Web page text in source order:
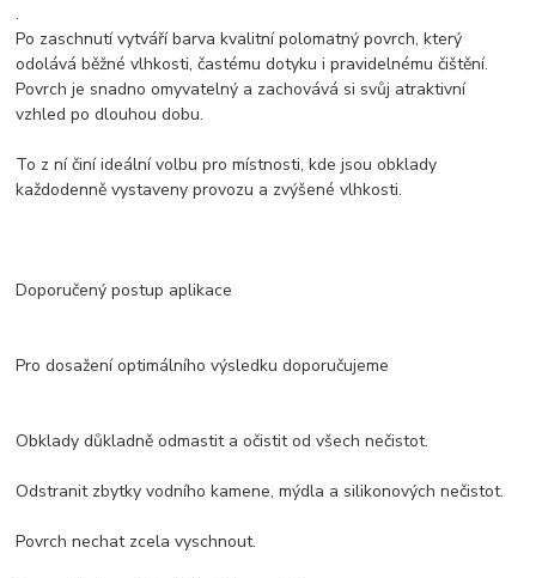
.
Po zaschnutí vytváří barva kvalitní polomatný povrch, který
odolává běžné vlhkosti, častému dotyku i pravidelnému čištění.
Povrch je snadno omyvatelný a zachovává si svůj atraktivní
vzhled po dlouhou dobu.
To z ní činí ideální volbu pro místnosti, kde jsou obklady
každodenně vystaveny provozu a zvýšené vlhkosti.
Doporučený postup aplikace
Pro dosažení optimálního výsledku doporučujeme
Obklady důkladně odmastit a očistit od všech nečistot.
Odstranit zbytky vodního kamene, mýdla a silikonových nečistot.
Povrch nechat zcela vyschnout.